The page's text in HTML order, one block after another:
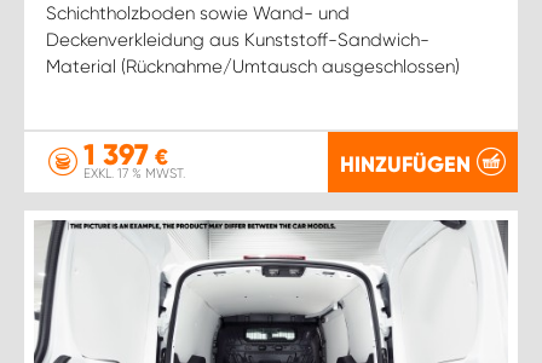
Schichtholzboden sowie Wand- und
Deckenverkleidung aus Kunststoff-Sandwich-
Material (Rücknahme/Umtausch ausgeschlossen)
1 397 €
EXKL. 17 % MWST. HINZUFÜGEN